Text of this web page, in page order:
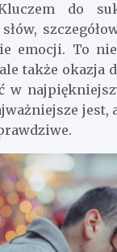
do
emocji. To
także okazja
w
jest,